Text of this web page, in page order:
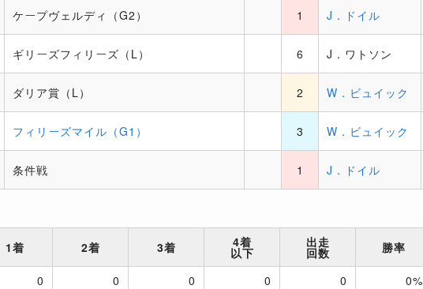
ケープヴェルディ（G2） 1 J．ドイル
ギリーズフィリーズ（L） 6 J．ワトソン
ダリア賞（L） 2 W．ビュイック
フィリーズマイル（G1） 3 W．ビュイック
条件戦 1 J．ドイル
1着 2着 3着 4着
以下
出走
回数 勝率
0 0 0 0 0 0%